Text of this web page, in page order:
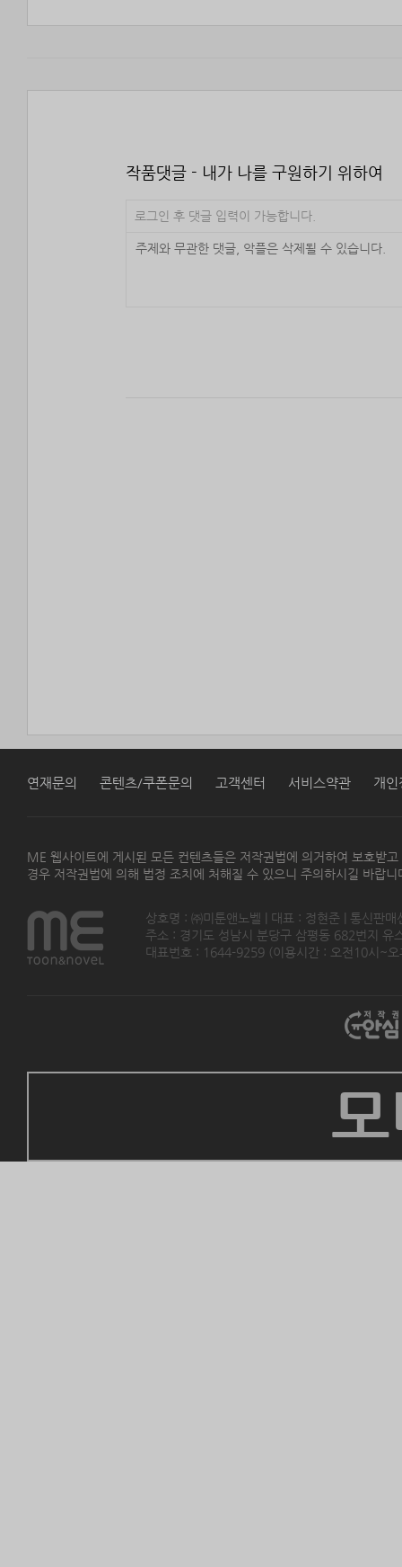
작품댓글 - 내가 나를 구원하기 위하여
로그인 후 댓글 입력이 가능합니다.
연재문의 콘텐츠/쿠폰문의 고객센터 서비스약관 개인
ME 웹사이트에 게시된 모든 컨텐츠들은 저작권법에 의거하여 보호받
경우 저작권법에 의해 법정 조치에 처해질 수 있으니 주의하시길 바랍니
상호명 : ㈜미툰앤노벨 | 대표 : 정현준 | 통신판
주소 : 경기도 성남시 분당구 삼평동 682번지
대표번호 : 1644-9259 (이용시간 : 오전10시~